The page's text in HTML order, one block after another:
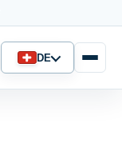
Sprache
DE